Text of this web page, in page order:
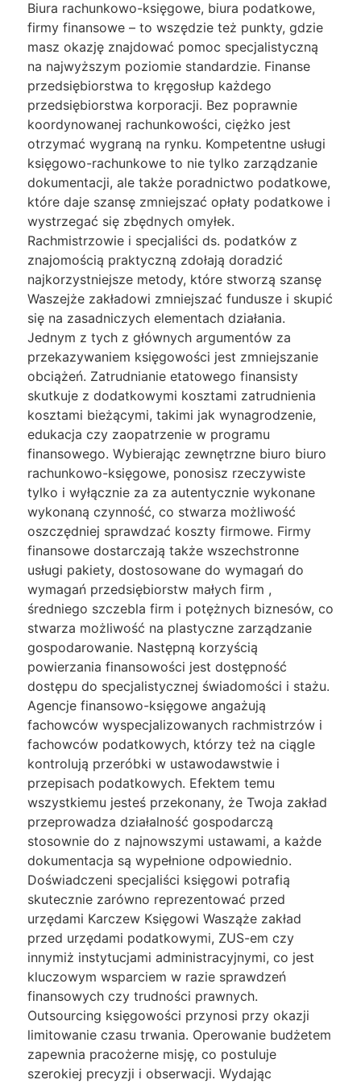
Biura rachunkowo-księgowe, biura podatkowe,
firmy finansowe – to wszędzie też punkty, gdzie
masz okazję znajdować pomoc specjalistyczną
na najwyższym poziomie standardzie. Finanse
przedsiębiorstwa to kręgosłup każdego
przedsiębiorstwa korporacji. Bez poprawnie
koordynowanej rachunkowości, ciężko jest
otrzymać wygraną na rynku. Kompetentne usługi
księgowo-rachunkowe to nie tylko zarządzanie
dokumentacji, ale także poradnictwo podatkowe,
które daje szansę zmniejszać opłaty podatkowe i
wystrzegać się zbędnych omyłek.
Rachmistrzowie i specjaliści ds. podatków z
znajomością praktyczną zdołają doradzić
najkorzystniejsze metody, które stworzą szansę
Waszejże zakładowi zmniejszać fundusze i skupić
się na zasadniczych elementach działania.
Jednym z tych z głównych argumentów za
przekazywaniem księgowości jest zmniejszanie
obciążeń. Zatrudnianie etatowego finansisty
skutkuje z dodatkowymi kosztami zatrudnienia
kosztami bieżącymi, takimi jak wynagrodzenie,
edukacja czy zaopatrzenie w programu
finansowego. Wybierając zewnętrzne biuro biuro
rachunkowo-księgowe, ponosisz rzeczywiste
tylko i wyłącznie za za autentycznie wykonane
wykonaną czynność, co stwarza możliwość
oszczędniej sprawdzać koszty firmowe. Firmy
finansowe dostarczają także wszechstronne
usługi pakiety, dostosowane do wymagań do
wymagań przedsiębiorstw małych firm ,
średniego szczebla firm i potężnych biznesów, co
stwarza możliwość na plastyczne zarządzanie
gospodarowanie. Następną korzyścią
powierzania finansowości jest dostępność
dostępu do specjalistycznej świadomości i stażu.
Agencje finansowo-księgowe angażują
fachowców wyspecjalizowanych rachmistrzów i
fachowców podatkowych, którzy też na ciągle
kontrolują przeróbki w ustawodawstwie i
przepisach podatkowych. Efektem temu
wszystkiemu jesteś przekonany, że Twoja zakład
przeprowadza działalność gospodarczą
stosownie do z najnowszymi ustawami, a każde
dokumentacja są wypełnione odpowiednio.
Doświadczeni specjaliści księgowi potrafią
skutecznie zarówno reprezentować przed
urzędami Karczew Księgowi Wasząże zakład
przed urzędami podatkowymi, ZUS-em czy
innymiż instytucjami administracyjnymi, co jest
kluczowym wsparciem w razie sprawdzeń
finansowych czy trudności prawnych.
Outsourcing księgowości przynosi przy okazji
limitowanie czasu trwania. Operowanie budżetem
zapewnia pracożerne misję, co postuluje
szerokiej precyzji i obserwacji. Wydając